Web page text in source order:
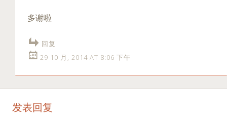
多谢啦
回复
29 10 月, 2014 AT 8:06 下午
发表回复